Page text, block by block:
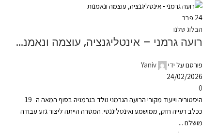
24 פבר
הבלוג שלנו
רועה גרמני – אינטליגנציה, עוצמה ונאמנות
פורסם על ידי
Yaniv
24/02/2026
0
היסטוריה וייעוד מקורי הרועה הגרמני נולד בגרמניה בסוף המאה ה- 19
ככלב רעייה חזק, ממושמע ואינטליגנטי. המטרה הייתה ליצור גזע עבודה
מושלם ...